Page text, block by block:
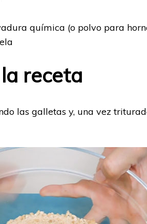
química (o polvo para
receta
las galletas y, una vez